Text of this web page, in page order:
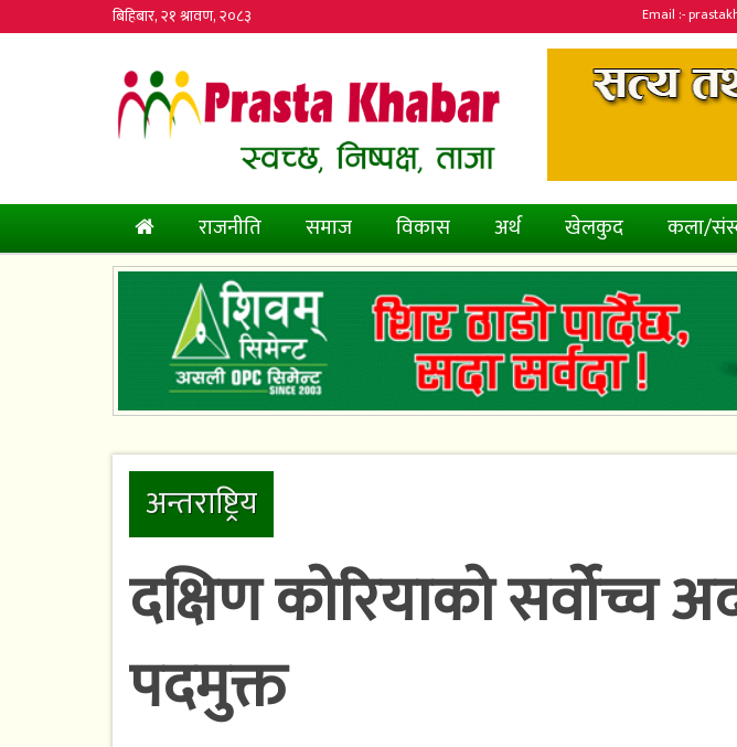
बिहिबार, २१ श्रावण, २०८३ Email :-
(current)
राजनीति समाज विकास अर्थ खेलकुद कला/
अन्तराष्ट्रिय
दक्षिण कोरियाको सर्वोच्च
पदमुक्त